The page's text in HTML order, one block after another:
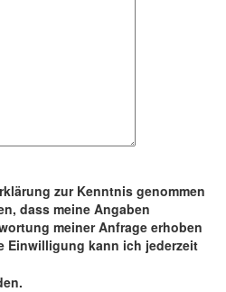
zur Kenntnis genommen
dass meine Angaben
meiner Anfrage erhoben
Einwilligung kann ich jederzeit